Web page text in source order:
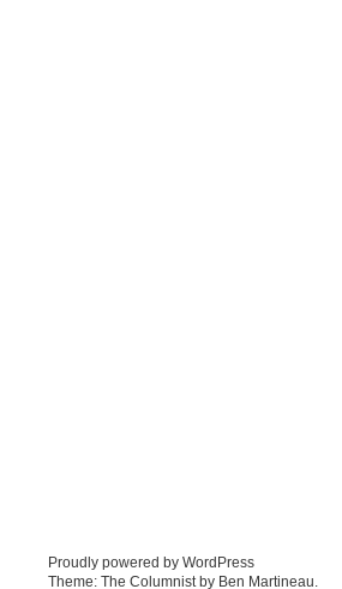
Proudly powered by WordPress
Theme: The Columnist by Ben Martineau.